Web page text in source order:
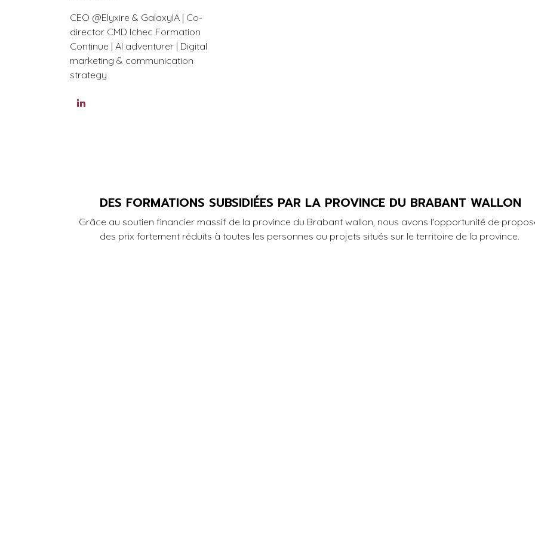
CEO @Elyxire & GalaxyIA | Co-
director CMD Ichec Formation
Continue | AI adventurer | Digital
marketing & communication
strategy
DES FORMATIONS SUBSIDIÉES PAR LA PROVINCE DU BRABANT WALLON
Grâce au soutien financier massif de la province du Brabant wallon, nous avons l'opportunité de
des prix fortement réduits à toutes les personnes ou projets situés sur le territoire de la province.